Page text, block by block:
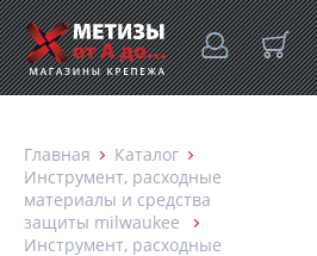
Главная
Каталог
Инструмент, расходные
материалы и средства
защиты milwaukee
Инструмент, расходные